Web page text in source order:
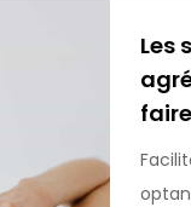
Les